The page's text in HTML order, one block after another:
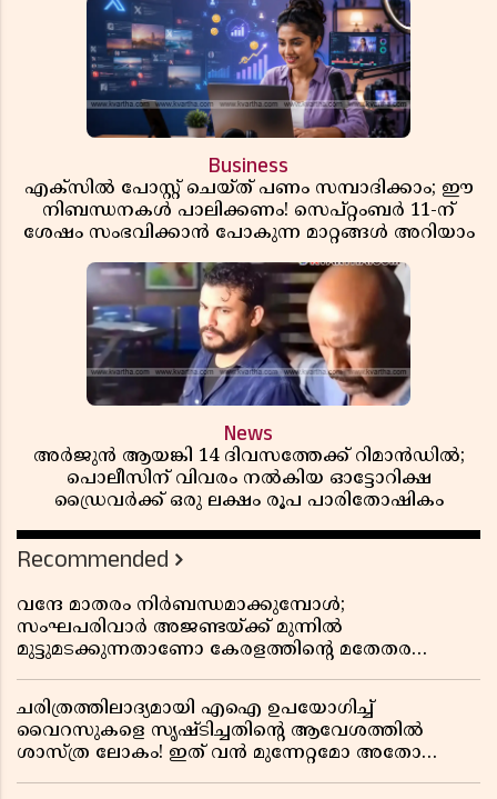
Business
എക്സിൽ പോസ്റ്റ് ചെയ്ത് പണം സമ്പാദിക്കാം; ഈ
നിബന്ധനകൾ പാലിക്കണം! സെപ്റ്റംബർ 11-ന്
ശേഷം സംഭവിക്കാൻ പോകുന്ന മാറ്റങ്ങൾ അറിയാം
News
അർജുൻ ആയങ്കി 14 ദിവസത്തേക്ക് റിമാൻഡിൽ;
പൊലീസിന് വിവരം നൽകിയ ഓട്ടോറിക്ഷ
ഡ്രൈവർക്ക് ഒരു ലക്ഷം രൂപ പാരിതോഷികം
Recommended
വന്ദേ മാതരം നിർബന്ധമാക്കുമ്പോൾ;
സംഘപരിവാർ അജണ്ടയ്ക്ക് മുന്നിൽ
മുട്ടുമടക്കുന്നതാണോ കേരളത്തിന്റെ മതേതര
ചരിത്രത്തിലാദ്യമായി എഐ ഉപയോഗിച്ച്
വൈറസുകളെ സൃഷ്ടിച്ചതിന്റെ ആവേശത്തിൽ
ശാസ്ത്ര ലോകം! ഇത് വൻ മുന്നേറ്റമോ അതോ